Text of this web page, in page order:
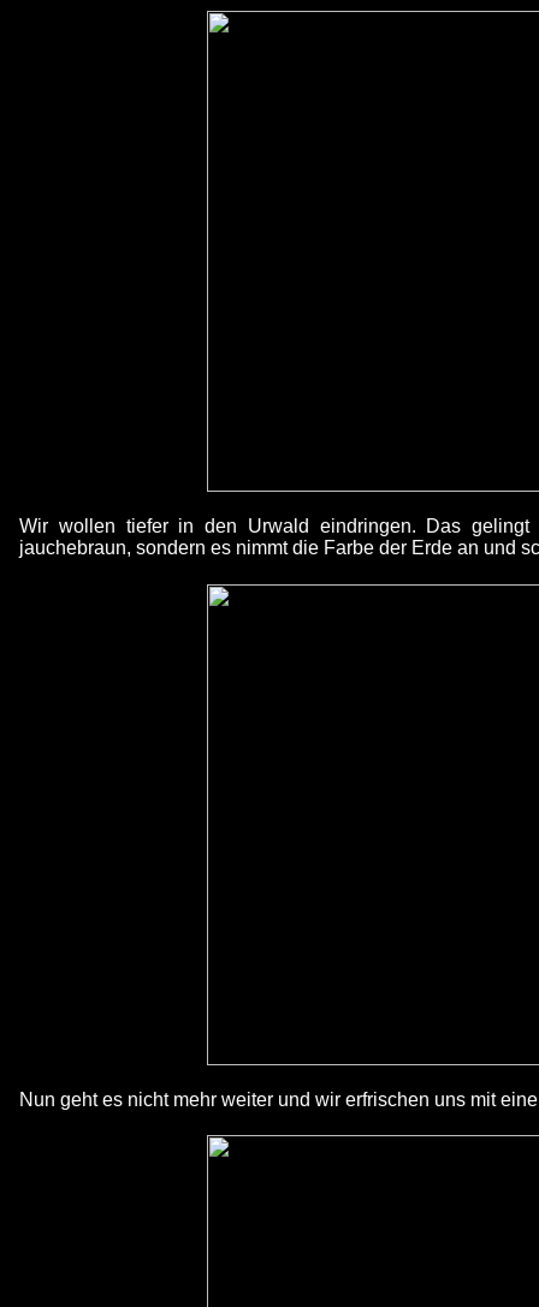
Wir wollen tiefer in den Urwald eindringen. Das
jauchebraun, sondern es nimmt die Farbe der Erde an und
Nun geht es nicht mehr weiter und wir erfrischen uns mit